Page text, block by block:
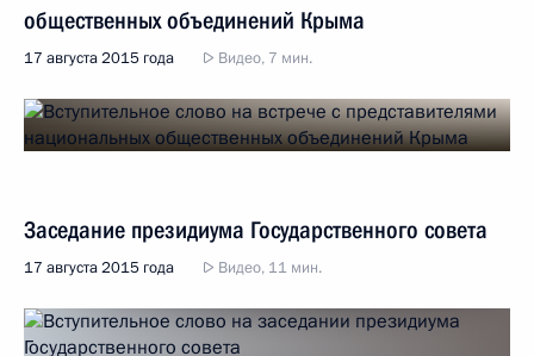
общественных объединений Крыма
17 августа 2015 года Видео, 7 мин.
Заседание президиума Государственного совета
17 августа 2015 года Видео, 11 мин.